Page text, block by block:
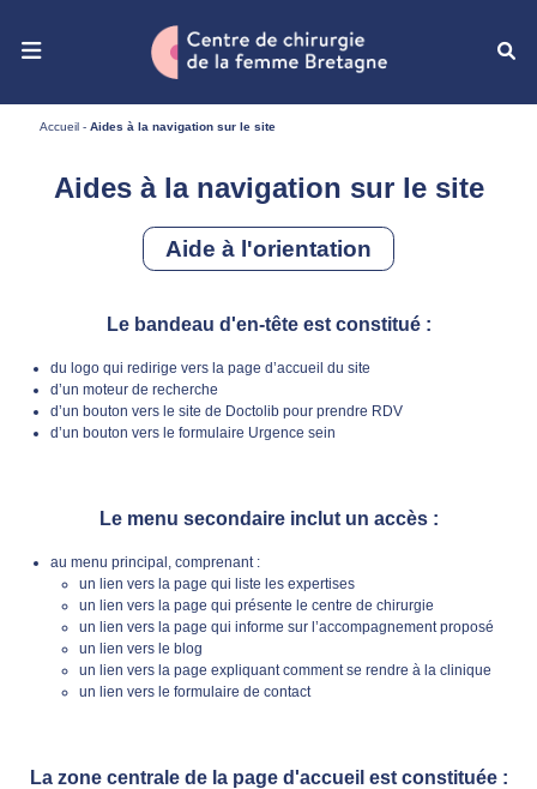
Ouvrir le menu de navigation mobile
Accueil - Aides à la navigation sur le site
Aides à la navigation sur le site
Aide à l'orientation
Le bandeau d'en-tête est constitué :
du logo qui redirige vers la page d’accueil du site
d’un moteur de recherche
d’un bouton vers le site de Doctolib pour prendre RDV
d’un bouton vers le formulaire Urgence sein
Le menu secondaire inclut un accès :
au menu principal, comprenant :
un lien vers la page qui liste les expertises
un lien vers la page qui présente le centre de chirurgie
un lien vers la page qui informe sur l’accompagnement proposé
un lien vers le blog
un lien vers la page expliquant comment se rendre à la clinique
un lien vers le formulaire de contact
La zone centrale de la page d'accueil est constituée :